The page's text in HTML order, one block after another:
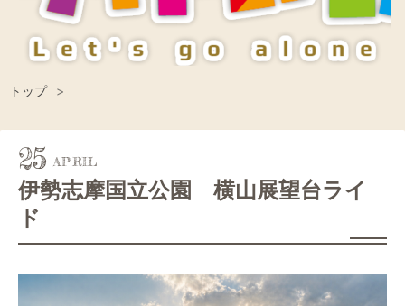
トップ >
25
伊勢志摩国立公園 横山展望台ライ
ド